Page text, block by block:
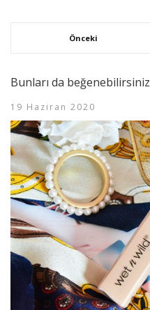
Önceki
Bunları da beğenebilirsiniz
19 Haziran 2020